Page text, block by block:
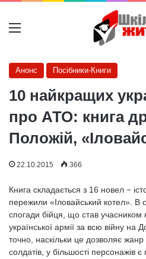
Меню
Анонс Посібники-Книги
10 найкращих
про АТО: книга
Положій,
22.10.2015 366
Книга складається з 16 новел −
пережили «Іловайський котел». В
спогади бійця, що став учасником
української армії за всю війну на
точно, наскільки це дозволяє жанр
солдатів, у більшості персонажів є